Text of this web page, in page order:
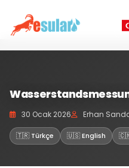
30 Ocak 2026 Erhan
🇹🇷 Türkçe 🇺🇸 English